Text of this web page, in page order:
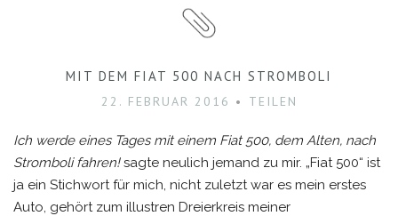
MIT DEM FIAT 500 NACH STROMBOLI
22. FEBRUAR 2016 TEILEN
Ich werde eines Tages mit einem Fiat 500, dem Alten, nach
Stromboli fahren!sagte neulich jemand zu mir. „Fiat 500“ ist
ja ein Stichwort für mich, nicht zuletzt war es mein erstes
Auto, gehört zum illustren Dreierkreis meiner